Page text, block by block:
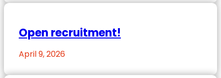
Open recruitment!
April 9, 2026